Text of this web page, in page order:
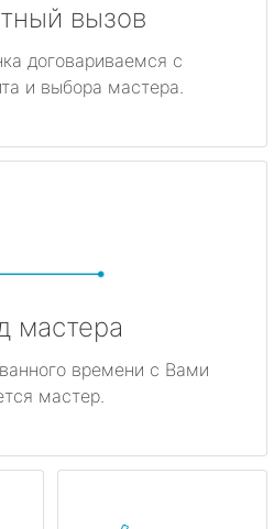
вызов
договариваемся с
и выбора мастера.
мастера
времени с Вами
мастер.